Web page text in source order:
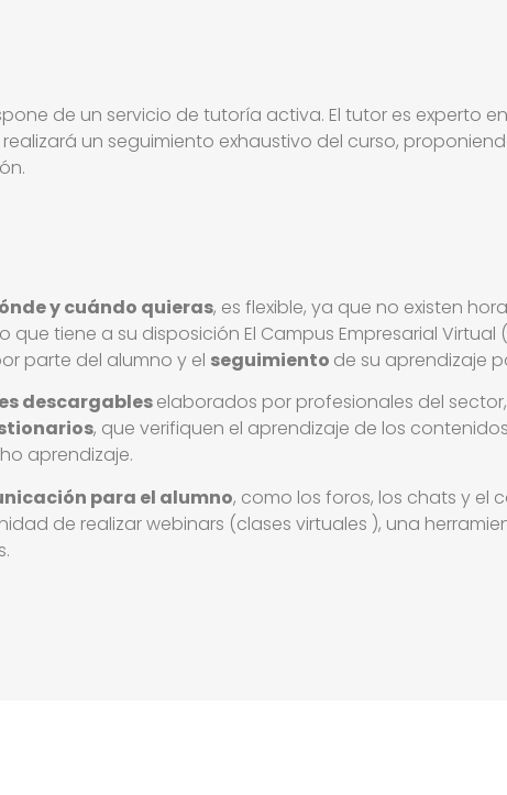
de un servicio de tutoría activa. El tutor es experto
un seguimiento exhaustivo del curso,
y cuándo quieras, es flexible, ya que no existen
tiene a su disposición El Campus Empresarial
parte del alumno y el seguimiento de su aprendizaje
descargableselaborados por profesionales del
, que verifiquen el aprendizaje de los
aprendizaje.
para el alumno, como los foros, los chats y el
de realizar webinars (clases virtuales ), una